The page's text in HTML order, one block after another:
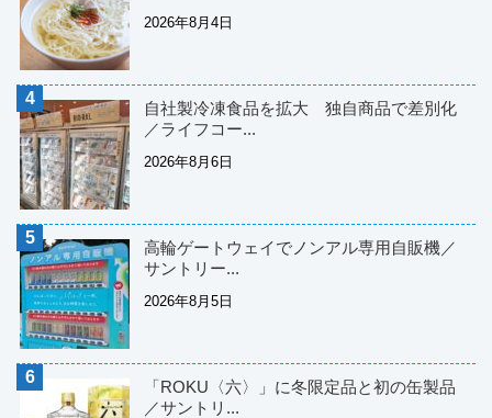
2026年8月4日
自社製冷凍食品を拡大 独自商品で差別化
／ライフコー...
2026年8月6日
高輪ゲートウェイでノンアル専用自販機／
サントリー...
2026年8月5日
「ROKU〈六〉」に冬限定品と初の缶製品
／サントリ...